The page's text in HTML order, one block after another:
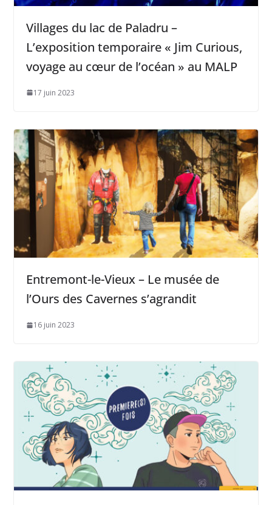
Villages du lac de Paladru –
L’exposition temporaire « Jim Curious,
voyage au cœur de l’océan » au MALP
17 juin 2023
Entremont-le-Vieux – Le musée de
l’Ours des Cavernes s’agrandit
16 juin 2023